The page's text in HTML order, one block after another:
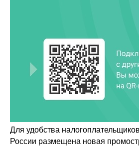
Для удобства
России размещена новая